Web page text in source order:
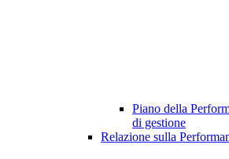
Piano della
di gestione
Relazione sulla